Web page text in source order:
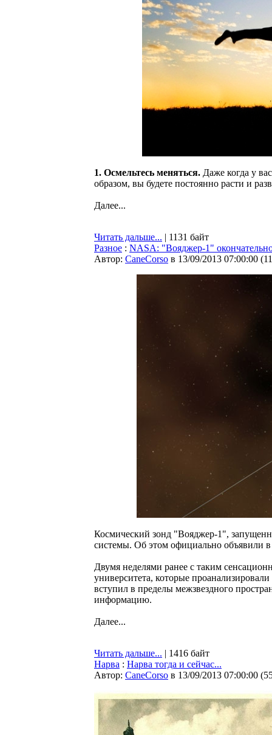
1. Осмельтесь меняться. Даже когда у
образом, вы будете постоянно расти и
Далее...
Читать дальше... | 1131 байт
Разное : NASA: "Вояджер-1"
Автор: CaneCorso в 13/09/2013 07:00:00 (
Космический зонд "Вояджер-1",
системы. Об этом официально объявили
Двумя неделями ранее с таким
университета, которые
вступил в пределы межзвездного
информацию.
Далее...
Читать дальше... | 1416 байт
Нарва : Нарва тогда и сейчас...
Автор: CaneCorso в 13/09/2013 07:00:00 (